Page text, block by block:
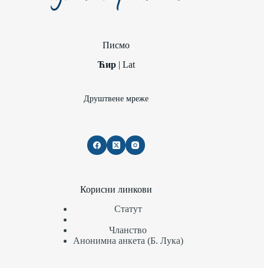
Писмо
Ћир| Lat
Друштвене мреже
Корисни линкови
Статут
Чланство
Анонимна анкета (Б. Лука)